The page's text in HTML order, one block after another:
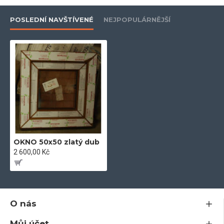
- ekologický profil bez olova
- vyztuženo žárově upraveným pozinkovaným profilem, pro
nadstandartní stabilitu
- zašikmené plochy pro optimální odtok vody a pěkný vzhled
- dvě celoobvodová dorazová těsnění
- hloubka zapuštění skla 20 mm
- záruka 5let
technických parametrech
POSLEDNÍ NAVŠTÍVENÉ NEJPOPULÁRNĚJŠÍ
OKNO 50x50 zlatý dub
2 600,00 Kč
O nás